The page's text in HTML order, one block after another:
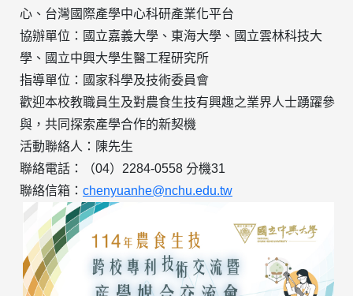
心、台灣國際產學中心科研產業化平台
協辦單位：國立嘉義大學、東海大學、國立雲林科技大
學、國立中興大學生醫工程研究所
指導單位：國家科學及技術委員會
歡迎本校教職員生及對農食生技有興趣之業界人士踴躍參
與，共同探索產學合作的新契機
活動聯絡人：陳先生
聯絡電話：（04）2284-0558 分機31
聯絡信箱： chenyuanhe@nchu.edu.tw